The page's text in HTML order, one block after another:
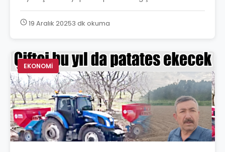
19 Aralık 20253 dk okuma
EKONOMİ